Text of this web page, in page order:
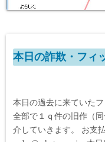
本日の詐欺・フィ
本日の過去に来ていた
全部で１ｑ件の旧作（
介していきます。 お支